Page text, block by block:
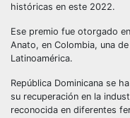
históricas en este 2022.
Ese premio fue otorgado
Anato, en Colombia, una
Latinoamérica.
República Dominicana se
su recuperación en la
reconocida en diferentes